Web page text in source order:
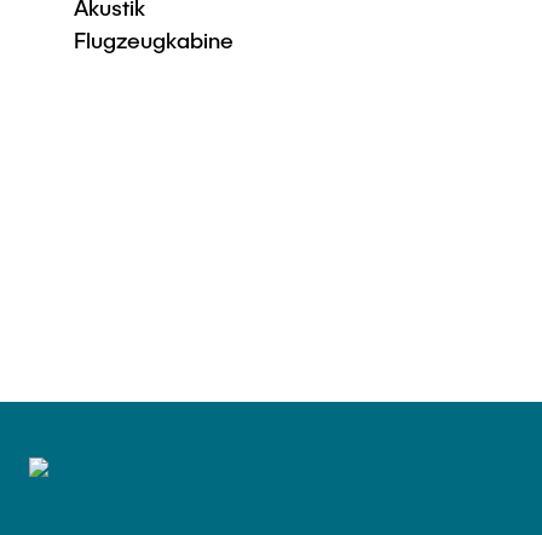
Akustik
Flugzeugkabine